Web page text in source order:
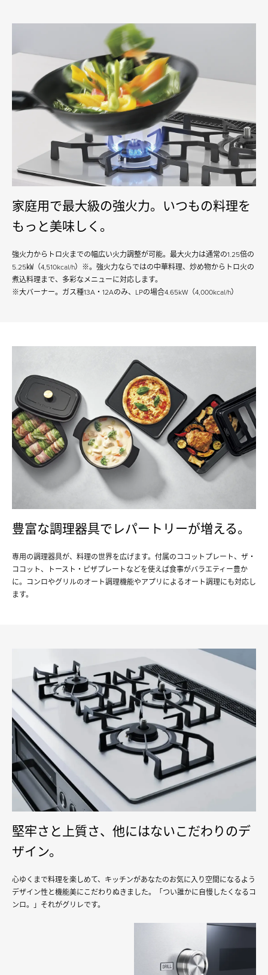
家庭用で最大級の強火力。いつもの料理を
もっと美味しく。
強火力からトロ火までの幅広い火力調整が可能。最大火力は通常の1.25倍の
5.25㎾（4,510kcal/h）※。強火力ならではの中華料理、炒め物からトロ火の
煮込料理まで、多彩なメニューに対応します。
※大バーナー。ガス種13A・12Aのみ、LPの場合4.65kW（4,000kcal/h）
豊富な調理器具でレパートリーが増える。
専用の調理器具が、料理の世界を広げます。付属のココットプレート、ザ・
ココット、トースト・ピザプレートなどを使えば食事がバラエティー豊か
に。コンロやグリルのオート調理機能やアプリによるオート調理にも対応し
ます。
堅牢さと上質さ、他にはないこだわりのデ
ザイン。
心ゆくまで料理を楽しめて、キッチンがあなたのお気に入り空間になるよう
デザイン性と機能美にこだわりぬきました。「つい誰かに自慢したくなるコ
ンロ。」それがグリレです。